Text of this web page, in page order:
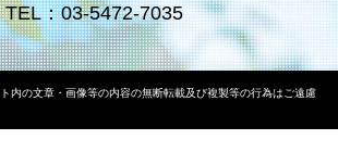
TEL：03-5472-7035
内の文章・画像等の内容の無断転載及び複製等の行為はご遠慮